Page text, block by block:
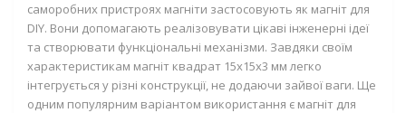
саморобних пристроях магніти застосовують як магніт для
DIY. Вони допомагають реалізовувати цікаві інженерні ідеї
та створювати функціональні механізми. Завдяки своїм
характеристикам магніт квадрат 15х15х3 ммлегко
інтегрується у різні конструкції, не додаючи зайвої ваги. Ще
одним популярним варіантом використання є магніт для